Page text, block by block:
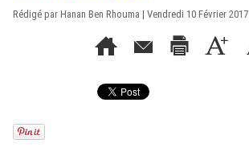
Rédigé par Hanan Ben Rhouma | Vendredi 10 Février 2017